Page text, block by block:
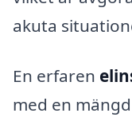
akuta
En erfaren
med en